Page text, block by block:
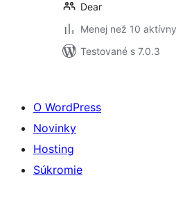
Dear
Menej než 10
Testované s 7.0.3
O WordPress
Novinky
Hosting
Súkromie